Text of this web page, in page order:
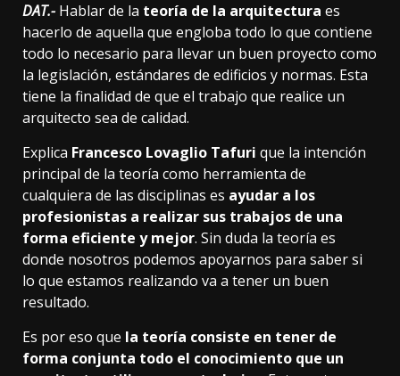
DAT.- Hablar de la teoría de la arquitectura es
hacerlo de aquella que engloba todo lo que contiene
todo lo necesario para llevar un buen proyecto como
la legislación, estándares de edificios y normas. Esta
tiene la finalidad de que el trabajo que realice un
arquitecto sea de calidad.
Explica Francesco Lovaglio Tafuri que la intención
principal de la teoría como herramienta de
cualquiera de las disciplinas es ayudar a los
profesionistas a realizar sus trabajos de una
forma eficiente y mejor. Sin duda la teoría es
donde nosotros podemos apoyarnos para saber si
lo que estamos realizando va a tener un buen
resultado.
Es por eso que la teoría consiste en tener de
forma conjunta todo el conocimiento que un